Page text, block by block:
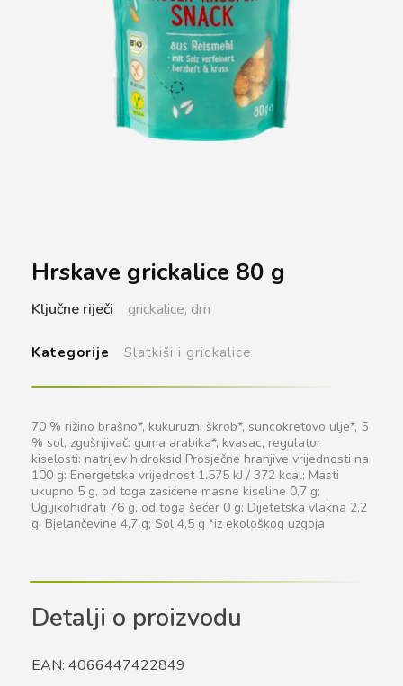
Hrskave grickalice 80 g
70 % rižino brašno*, kukuruzni škrob*, suncokretovo ulje*, 5
% sol, zgušnjivač: guma arabika*, kvasac, regulator
kiselosti: natrijev hidroksid Prosječne hranjive vrijednosti na
100 g: Energetska vrijednost 1.575 kJ / 372 kcal; Masti
ukupno 5 g, od toga zasićene masne kiseline 0,7 g;
Ugljikohidrati 76 g, od toga šećer 0 g; Dijetetska vlakna 2,2
g; Bjelančevine 4,7 g; Sol 4,5 g *iz ekološkog uzgoja
Ključne riječi grickalice, dm
Kategorije Slatkiši i grickalice
Detalji o proizvodu
EAN: 4066447422849